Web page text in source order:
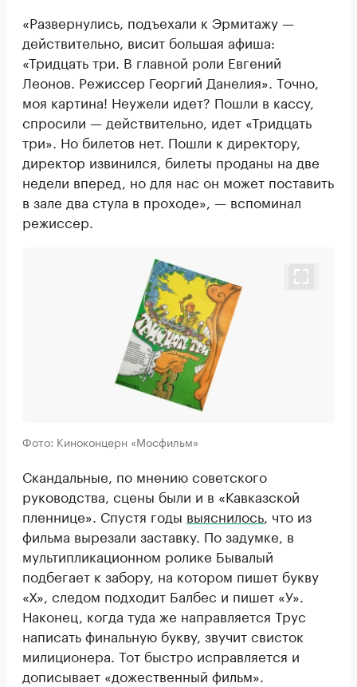
«Развернулись, подъехали к Эрмитажу —
действительно, висит большая афиша:
«Тридцать три. В главной роли Евгений
Леонов. Режиссер Георгий Данелия». Точно,
моя картина! Неужели идет? Пошли в кассу,
спросили — действительно, идет «Тридцать
три». Но билетов нет. Пошли к директору,
директор извинился, билеты проданы на две
недели вперед, но для нас он может поставить
в зале два стула в проходе», — вспоминал
режиссер.
Фото: Киноконцерн «Мосфильм»
Скандальные, по мнению советского
руководства, сцены были и в «Кавказской
пленнице». Спустя годы выяснилось, что из
фильма вырезали заставку. По задумке, в
мультипликационном ролике Бывалый
подбегает к забору, на котором пишет букву
«Х», следом подходит Балбес и пишет «У».
Наконец, когда туда же направляется Трус
написать финальную букву, звучит свисток
милиционера. Тот быстро исправляется и
дописывает «дожественный фильм».